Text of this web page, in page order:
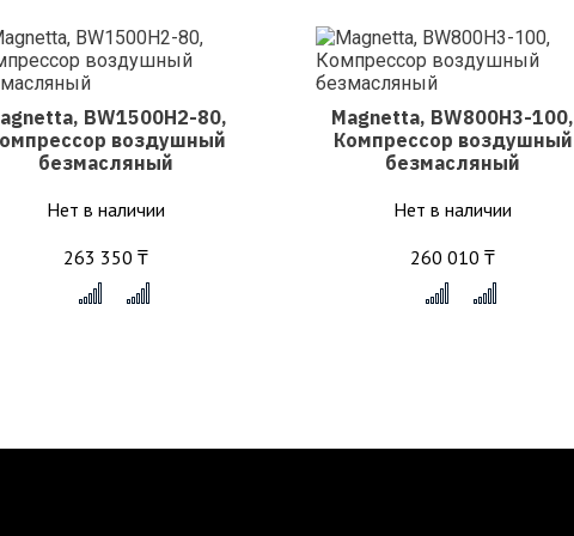
BW1500H2-80,
воздушный
безмасляный
Нет в наличии
263 350 ₸
Magnetta, BW800H3-100,
Компрессор воздушный
безмасляный
Нет в наличии
260 010 ₸